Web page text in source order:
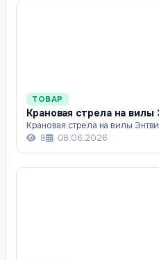
ТОВАР
Крановая стрела на вилы
Крановая стрела на вилы
8
08.06.2026